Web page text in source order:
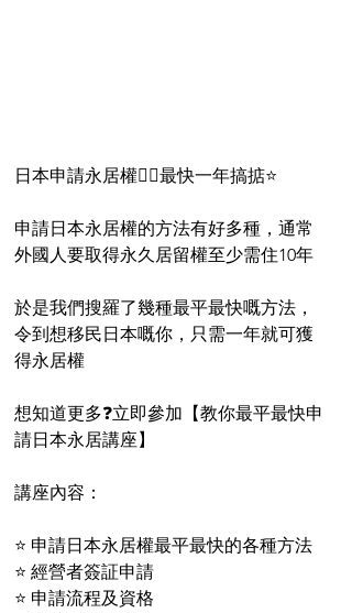
日本申請永居權👉🏻最快一年搞掂⭐️
申請日本永居權的方法有好多種，通常
外國人要取得永久居留權至少需住10年
於是我們搜羅了幾種最平最快嘅方法，
令到想移民日本嘅你，只需一年就可獲
得永居權
想知道更多❓立即參加【教你最平最快申
請日本永居講座】
講座內容：
⭐ 申請日本永居權最平最快的各種方法
⭐ 經營者簽証申請
⭐ 申請流程及資格